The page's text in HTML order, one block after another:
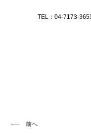
TEL：04-7173-
前へ